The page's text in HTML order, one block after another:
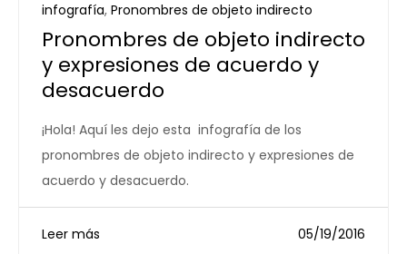
infografía, Pronombres de objeto indirecto
Pronombres de objeto indirecto
y expresiones de acuerdo y
desacuerdo
¡Hola! Aquí les dejo esta infografía de los
pronombres de objeto indirecto y expresiones de
acuerdo y desacuerdo.
Leer más 05/19/2016